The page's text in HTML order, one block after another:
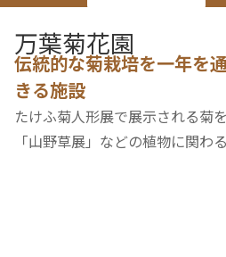
更新順
万葉菊花園
伝統的な菊栽培を一年を
きる施設
たけふ菊人形展で展示される菊
「山野草展」などの植物に関わ